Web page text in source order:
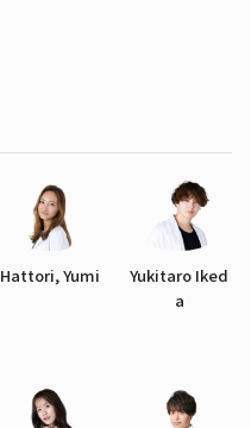
Hattori, Yumi
Yukitaro Iked
a